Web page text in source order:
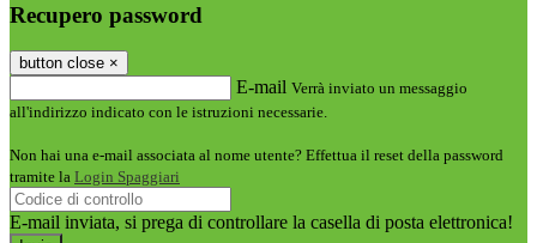
Recupero password
button close ×
E-mail Verrà inviato un messaggio
all'indirizzo indicato con le istruzioni necessarie.
Non hai una e-mail associata al nome utente? Effettua il reset della password
tramite la Login Spaggiari
E-mail inviata, si prega di controllare la casella di posta elettronica!